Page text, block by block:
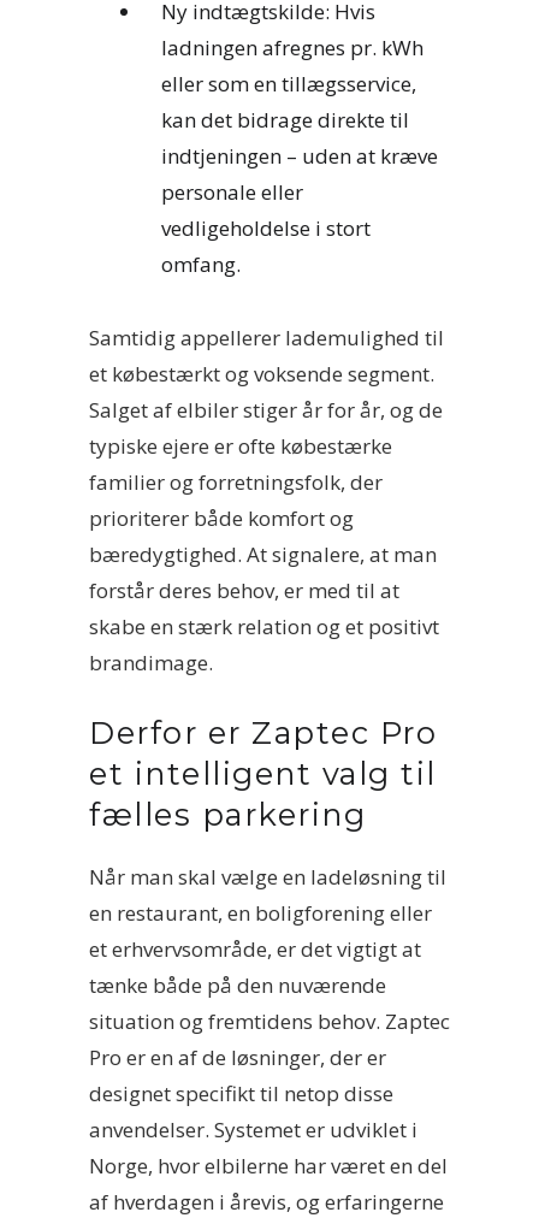
Ny indtægtskilde: Hvis
ladningen afregnes pr. kWh
eller som en tillægsservice,
kan det bidrage direkte til
indtjeningen – uden at kræve
personale eller
vedligeholdelse i stort
omfang.
Samtidig appellerer lademulighed til
et købestærkt og voksende segment.
Salget af elbiler stiger år for år, og de
typiske ejere er ofte købestærke
familier og forretningsfolk, der
prioriterer både komfort og
bæredygtighed. At signalere, at man
forstår deres behov, er med til at
skabe en stærk relation og et positivt
brandimage.
Derfor er Zaptec Pro
et intelligent valg til
fælles parkering
Når man skal vælge en ladeløsning til
en restaurant, en boligforening eller
et erhvervsområde, er det vigtigt at
tænke både på den nuværende
situation og fremtidens behov. Zaptec
Pro er en af de løsninger, der er
designet specifikt til netop disse
anvendelser. Systemet er udviklet i
Norge, hvor elbilerne har været en del
af hverdagen i årevis, og erfaringerne